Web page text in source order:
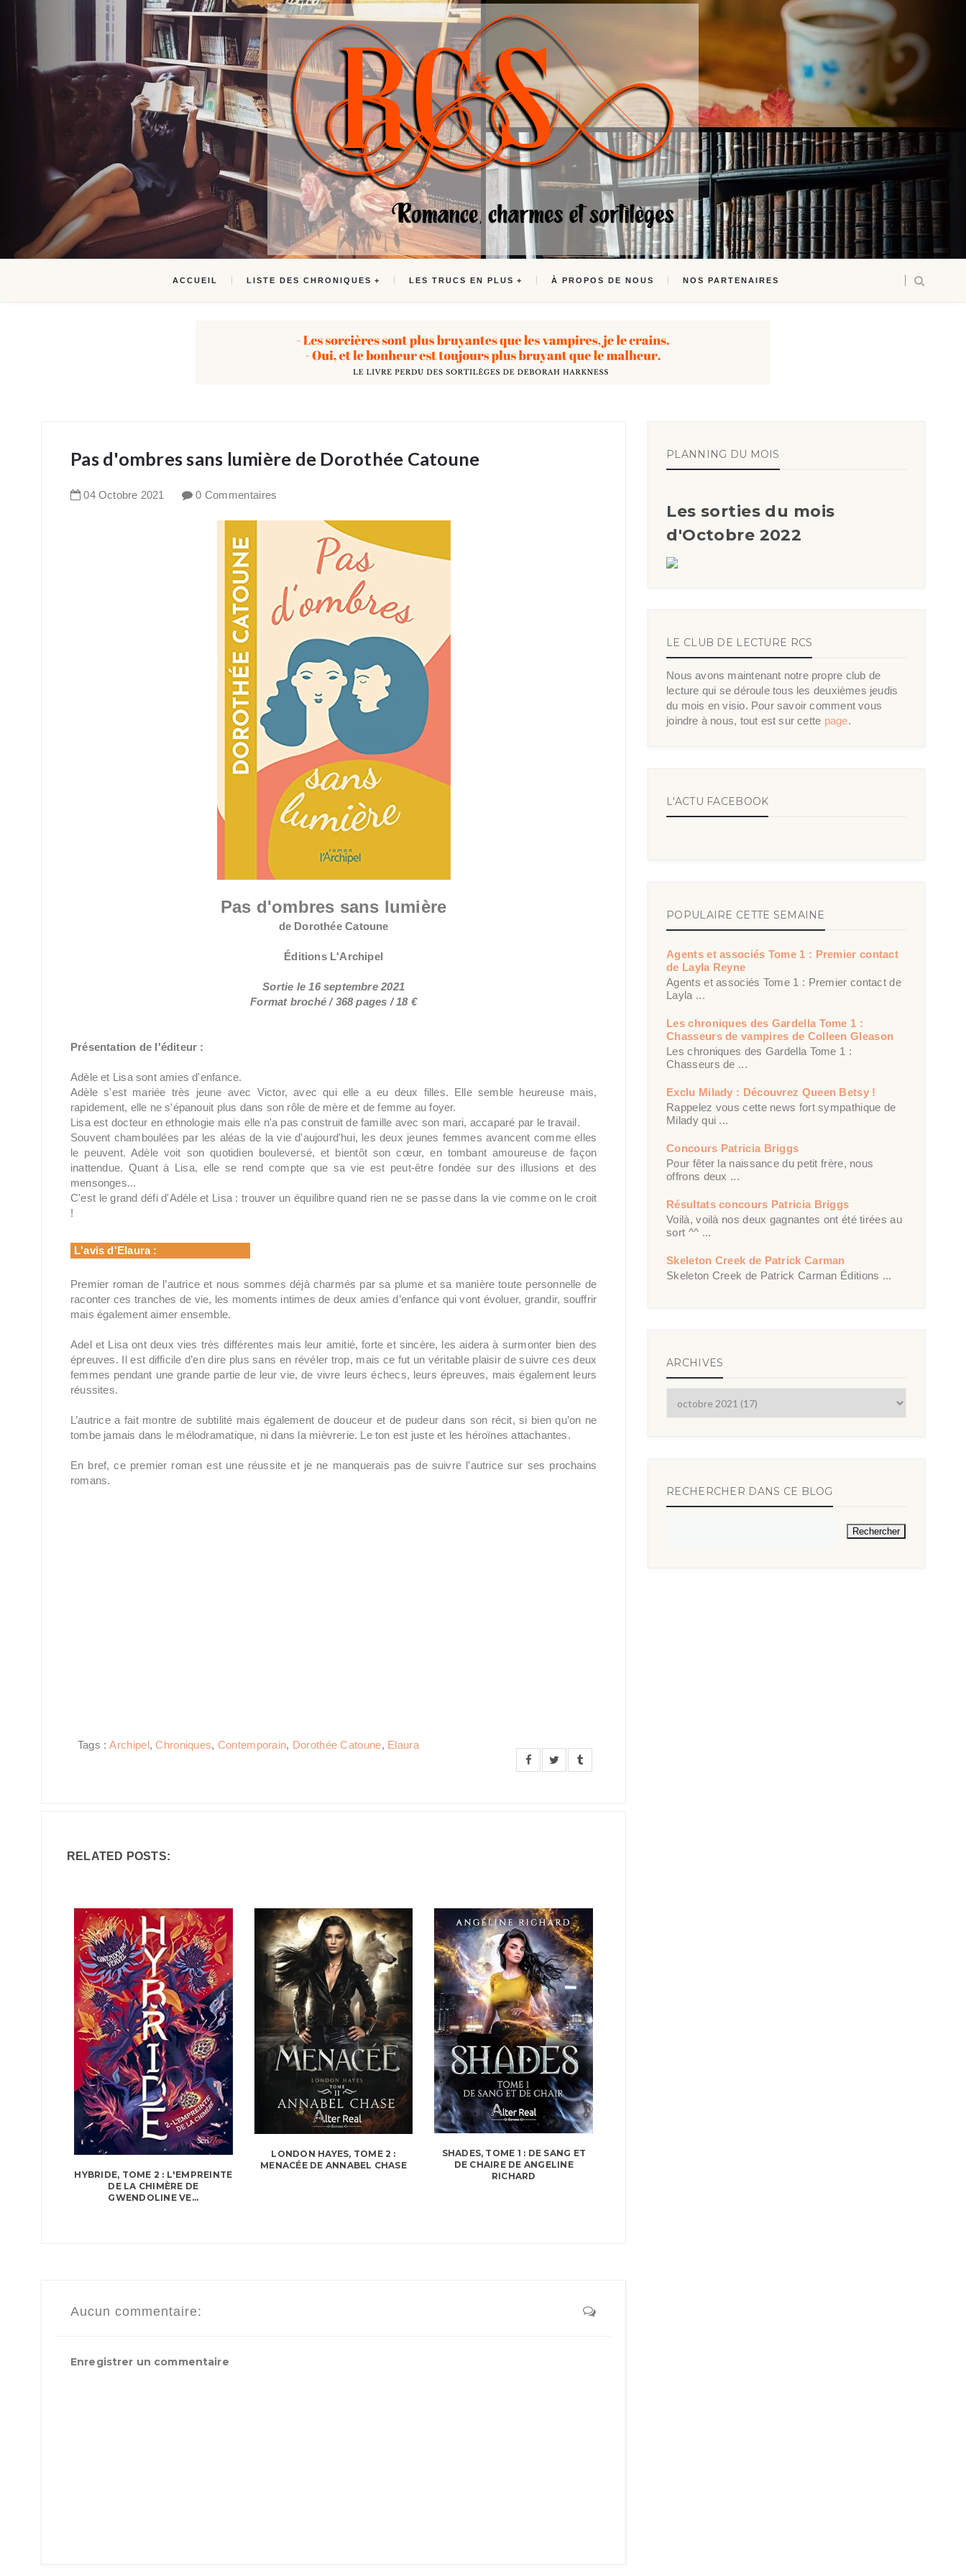
ACCUEIL LISTE DES CHRONIQUES LES TRUCS EN PLUS À PROPOS DE NOUS NOS PARTENAIRES
Pas d'ombres sans lumière de Dorothée Catoune
04 Octobre 2021 0 Commentaires
Pas d'ombres sans lumière
de Dorothée Catoune
Éditions L'Archipel
Sortie le 16 septembre 2021
Format broché / 368 pages / 18 €
Présentation de l'éditeur :
Adèle et Lisa sont amies d'enfance.
Adèle s'est mariée très jeune avec Victor, avec qui elle a eu deux filles. Elle semble heureuse mais,
rapidement, elle ne s'épanouit plus dans son rôle de mère et de femme au foyer.
Lisa est docteur en ethnologie mais elle n'a pas construit de famille avec son mari, accaparé par le travail.
Souvent chamboulées par les aléas de la vie d'aujourd'hui, les deux jeunes femmes avancent comme elles
le peuvent. Adèle voit son quotidien bouleversé, et bientôt son cœur, en tombant amoureuse de façon
inattendue. Quant à Lisa, elle se rend compte que sa vie est peut-être fondée sur des illusions et des
mensonges...
C'est le grand défi d'Adèle et Lisa : trouver un équilibre quand rien ne se passe dans la vie comme on le croit
!
L'avis d'Elaura :
Premier roman de l’autrice et nous sommes déjà charmés par sa plume et sa manière toute personnelle de
raconter ces tranches de vie, les moments intimes de deux amies d’enfance qui vont évoluer, grandir, souffrir
mais également aimer ensemble.
Adel et Lisa ont deux vies très différentes mais leur amitié, forte et sincère, les aidera à surmonter bien des
épreuves. Il est difficile d’en dire plus sans en révéler trop, mais ce fut un véritable plaisir de suivre ces deux
femmes pendant une grande partie de leur vie, de vivre leurs échecs, leurs épreuves, mais également leurs
réussites.
L’autrice a fait montre de subtilité mais également de douceur et de pudeur dans son récit, si bien qu’on ne
tombe jamais dans le mélodramatique, ni dans la mièvrerie. Le ton est juste et les héroïnes attachantes.
En bref, ce premier roman est une réussite et je ne manquerais pas de suivre l’autrice sur ses prochains
romans.
Tags :Archipel,Chroniques, Contemporain, Dorothée Catoune, Elaura
RELATED POSTS:
HYBRIDE, TOME 2 : L'EMPREINTE
DE LA CHIMÈRE DE
GWENDOLINE VE...
LONDON HAYES, TOME 2 :
MENACÉE DE ANNABEL CHASE
SHADES, TOME 1 : DE SANG ET
DE CHAIRE DE ANGELINE
RICHARD
Aucun commentaire:
Enregistrer un commentaire
PLANNING DU MOIS
Les sorties du mois
d'Octobre 2022
LE CLUB DE LECTURE RCS
Nous avons maintenant notre propre club de
lecture qui se déroule tous les deuxièmes jeudis
du mois en visio. Pour savoir comment vous
joindre à nous, tout est sur cette page.
L'ACTU FACEBOOK
POPULAIRE CETTE SEMAINE
Agents et associés Tome 1 : Premier contact
de Layla Reyne
Agents et associés Tome 1 : Premier contact de
Layla ...
Les chroniques des Gardella Tome 1 :
Chasseurs de vampires de Colleen Gleason
Les chroniques des Gardella Tome 1 :
Chasseurs de ...
Exclu Milady : Découvrez Queen Betsy !
Rappelez vous cette news fort sympathique de
Milady qui ...
Concours Patricia Briggs
Pour fêter la naissance du petit frère, nous
offrons deux ...
Résultats concours Patricia Briggs
Voilà, voilà nos deux gagnantes ont été tirées au
sort ^^ ...
Skeleton Creek de Patrick Carman
Skeleton Creek de Patrick Carman Éditions ...
ARCHIVES
RECHERCHER DANS CE BLOG